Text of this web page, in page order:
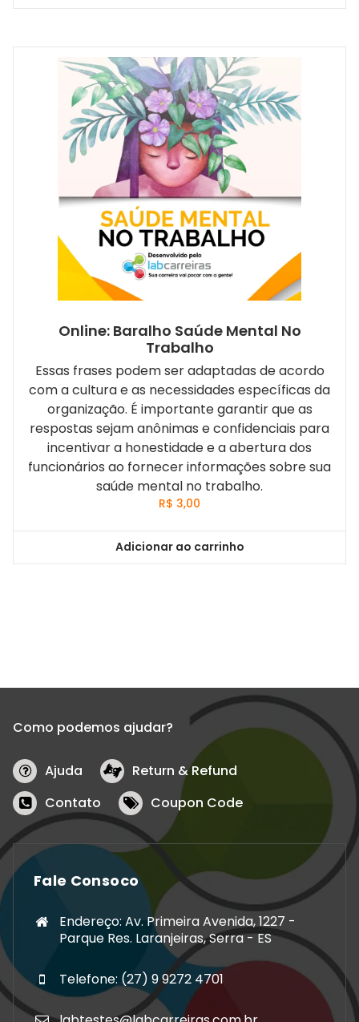
Online: Baralho Saúde Mental No
Trabalho
Essas frases podem ser adaptadas de acordo
com a cultura e as necessidades específicas da
organização. É importante garantir que as
respostas sejam anônimas e confidenciais para
incentivar a honestidade e a abertura dos
funcionários ao fornecer informações sobre sua
saúde mental no trabalho.
R$ 3,00
Adicionar ao carrinho
Como podemos ajudar?
Ajuda
Return & Refund
Contato
Coupon Code
Fale Consoco
Endereço: Av. Primeira Avenida, 1227 -
Parque Res. Laranjeiras, Serra - ES
Telefone: (27) 9 9272 4701